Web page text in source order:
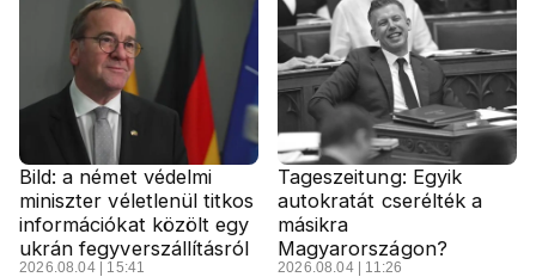
Bild: a német védelmi
miniszter véletlenül titkos
információkat közölt egy
ukrán fegyverszállításról
2026.08.04 | 15:41
Tageszeitung: Egyik
autokratát cserélték a
másikra
Magyarországon?
2026.08.04 | 11:26